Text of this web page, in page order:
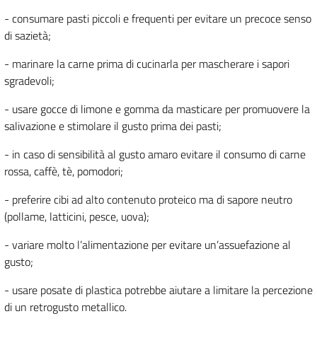
- consumare pasti piccoli e frequenti per evitare un precoce senso
di sazietà;
- marinare la carne prima di cucinarla per mascherare i sapori
sgradevoli;
- usare gocce di limone e gomma da masticare per promuovere la
salivazione e stimolare il gusto prima dei pasti;
- in caso di sensibilità al gusto amaro evitare il consumo di carne
rossa, caffè, tè, pomodori;
- preferire cibi ad alto contenuto proteico ma di sapore neutro
(pollame, latticini, pesce, uova);
- variare molto l’alimentazione per evitare un’assuefazione al
gusto;
- usare posate di plastica potrebbe aiutare a limitare la percezione
di un retrogusto metallico.